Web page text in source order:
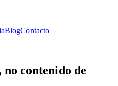
BlogContacto
no contenido de